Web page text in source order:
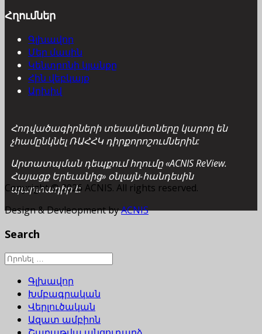
Հղումներ
Գլխավոր
Մեր մասին
Կենտրոնի կյանքը
Հին վեբկայք
Արխիվ
Հոդվածագիրների տեսակետները կարող են
չհամընկնել ՌԱՀՀԿ դիրքորոշումներին:
Արտատպման դեպքում հղումը «ACNIS ReView.
Հայացք Երեւանից» օնլայն-հանդեսին
պարտադիր է:
Copyright © 2026 ACNIS. All rights reserved.
Design & Devleopment byACNIS
Search
Գլխավոր
Խմբագրական
Վերլուծական
Ազատ ամբիոն